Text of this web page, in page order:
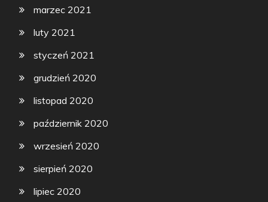
marzec 2021
luty 2021
styczeń 2021
grudzień 2020
listopad 2020
październik 2020
wrzesień 2020
sierpień 2020
lipiec 2020